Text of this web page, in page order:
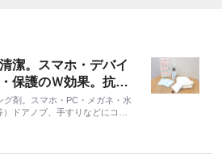
潔。スマホ・デバイ
保護のＷ効果。抗菌
DX（ピカプロ
剤。スマホ・PC・メガネ・水
ドアノブ、手すりなどにコー
子様にもペットにも安心安